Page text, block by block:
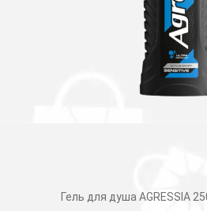
Гель для душа AGRESSIA